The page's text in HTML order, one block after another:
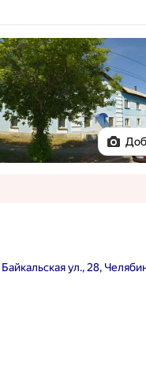
Байкальская ул., 28,